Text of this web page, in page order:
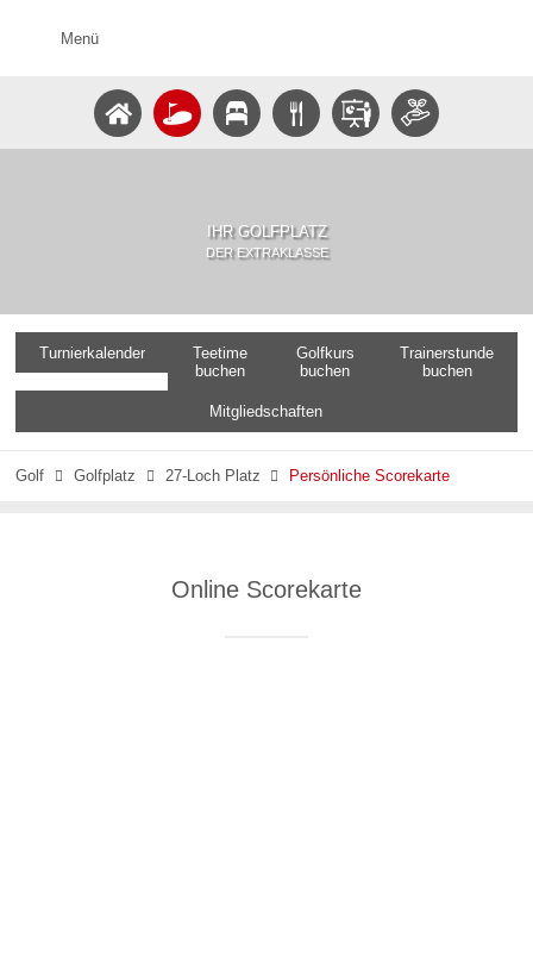
Menü
IHR GOLFPLATZ
DER EXTRAKLASSE
Turnierkalender
Teetime
buchen
Golfkurs
buchen
Trainerstunde
buchen
Mitgliedschaften
Golf  Golfplatz  27-Loch Platz  Persönliche Scorekarte
Online Scorekarte